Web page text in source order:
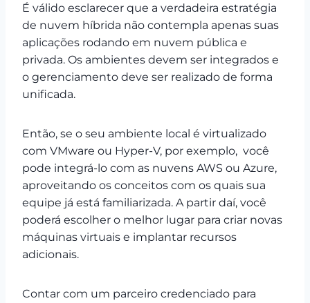
É válido esclarecer que a verdadeira estratégia
de nuvem híbrida não contempla apenas suas
aplicações rodando em nuvem pública e
privada. Os ambientes devem ser integrados e
o gerenciamento deve ser realizado de forma
unificada.
Então, se o seu ambiente local é virtualizado
com VMware ou Hyper-V, por exemplo, você
pode integrá-lo com as nuvens AWS ou Azure,
aproveitando os conceitos com os quais sua
equipe já está familiarizada. A partir daí, você
poderá escolher o melhor lugar para criar novas
máquinas virtuais e implantar recursos
adicionais.
Contar com um parceiro credenciado para